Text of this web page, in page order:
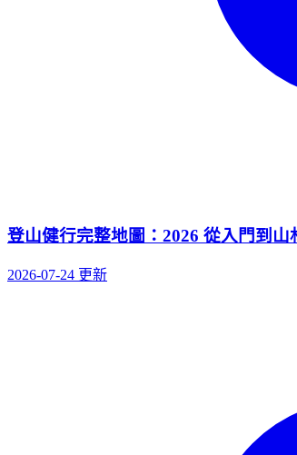
登山健行完整地圖：2026 從入門到山
2026-07-24 更新